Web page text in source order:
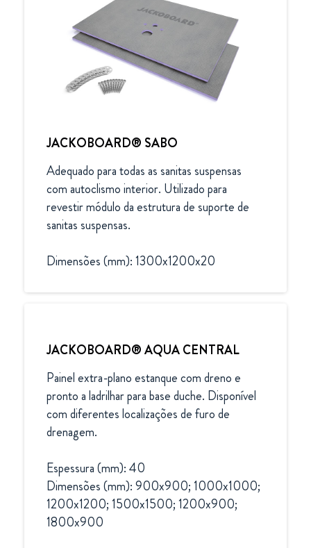
JACKOBOARD® SABO
Adequado para todas as sanitas suspensas
com autoclismo interior. Utilizado para
revestir módulo da estrutura de suporte de
sanitas suspensas.
Dimensões (mm): 1300x1200x20
JACKOBOARD® AQUA CENTRAL
Painel extra-plano estanque com dreno e
pronto a ladrilhar para base duche. Disponível
com diferentes localizações de furo de
drenagem.
Espessura (mm): 40
Dimensões (mm): 900x900; 1000x1000;
1200x1200; 1500x1500; 1200x900;
1800x900